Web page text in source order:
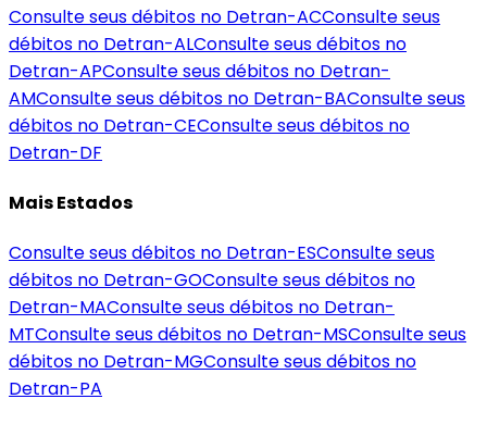
Consulte seus débitos no Detran-ACConsulte seus
débitos no Detran-ALConsulte seus débitos no
Detran-APConsulte seus débitos no Detran-
AMConsulte seus débitos no Detran-BAConsulte seus
débitos no Detran-CEConsulte seus débitos no
Detran-DF
Mais Estados
Consulte seus débitos no Detran-ESConsulte seus
débitos no Detran-GOConsulte seus débitos no
Detran-MAConsulte seus débitos no Detran-
MTConsulte seus débitos no Detran-MSConsulte seus
débitos no Detran-MGConsulte seus débitos no
Detran-PA